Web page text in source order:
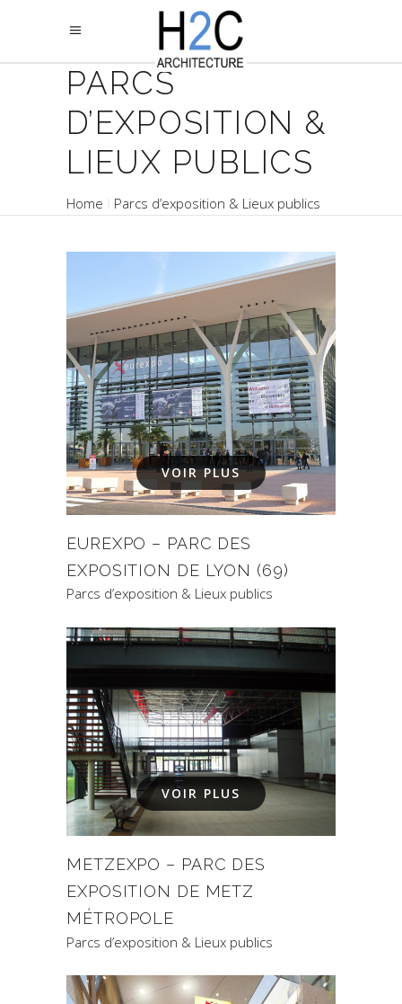
PARCS
D’EXPOSITION &
LIEUX PUBLICS
Home Parcs d’exposition & Lieux publics
VOIR PLUS
EUREXPO – PARC DES
EXPOSITION DE LYON (69)
Parcs d’exposition & Lieux publics
VOIR PLUS
METZEXPO – PARC DES
EXPOSITION DE METZ
MÉTROPOLE
Parcs d’exposition & Lieux publics